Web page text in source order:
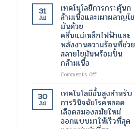
ก้าวหน้า
ครั้ง
ใน
เทคโนโลยี
ทางการ
การ
ปริมาตร
ปัสสาวะ
ฉีด
กรด
ไฮ
ลู
โร
นิก
เข้ม
สูง
เทคโนโลยี
ความ
งาม
สมัย
31
Jul
เทคโนโลยีการกระตุ้นก
ล้ามเนื้อและเผาผลาญไข
มันด้วย
คลื่นแม่เหล็กไฟฟ้าและ
พลังงานความร้อนที่ช่วย
สลายไขมันพร้อมปั้น
กล้ามเนื้อ
Comments Offon
การก
ระ
ตุ้
นก
ล้า
30
Jul
เทคโนโลยีขั้นสูงสำหรับ
การวินิจฉัยโรคหลอด
เลือดสมองสมัยใหม่
ออกแบบมาให้เร็วที่สุด